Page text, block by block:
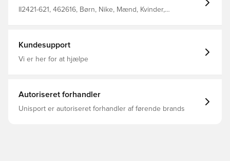
II2421-621, 462616, Børn, Nike, Mænd, Kvinder,
Kundesupport
Vi er her for at hjælpe
Autoriseret forhandler
Unisport er autoriseret forhandler af førende brands